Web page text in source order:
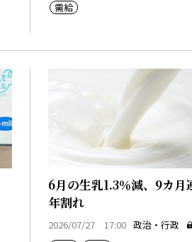
需給
6月の生乳1.3％減、9カ月
年割れ
2026/07/27 17:00 政治・行政